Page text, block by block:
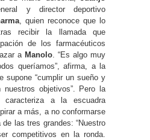
y director deportivo
, quien reconoce que lo
recibir la llamada que
de los farmacéuticos
a Manolo . “Es algo muy
queríamos”, afirma, a la
supone “cumplir un sueño y
objetivos”. Pero la
caracteriza a la escuadra
a más, a no conformarse
las tres grandes: “Nuestro
competitivos en la ronda.